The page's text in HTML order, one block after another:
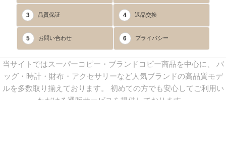
3 品質保証 4 返品交換
5 お問い合わせ 6 プライバシー
当サイトではスーパーコピー・ブランドコピー商品を中心に、 バ
ッグ・時計・財布・アクセサリーなど人気ブランドの高品質モデ
ルを多数取り揃えております。 初めての方でも安心してご利用い
ただける通販サービスを提供しております。